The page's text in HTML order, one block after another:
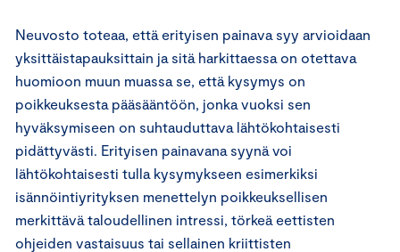
Neuvosto toteaa, että erityisen painava syy arvioidaan
yksittäistapauksittain ja sitä harkittaessa on otettava
huomioon muun muassa se, että kysymys on
poikkeuksesta pääsääntöön, jonka vuoksi sen
hyväksymiseen on suhtauduttava lähtökohtaisesti
pidättyvästi. Erityisen painavana syynä voi
lähtökohtaisesti tulla kysymykseen esimerkiksi
isännöintiyrityksen menettelyn poikkeuksellisen
merkittävä taloudellinen intressi, törkeä eettisten
ohjeiden vastaisuus tai sellainen kriittisten